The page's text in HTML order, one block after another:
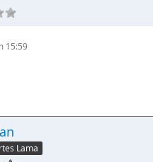
15:59
Lama